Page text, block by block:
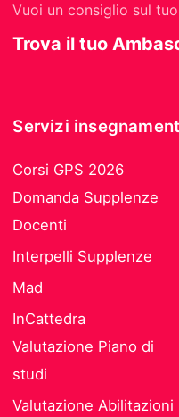
Vuoi un consiglio sul
Trova il tuo
Servizi
Corsi GPS 2026
Domanda Supplenze
Docenti
Interpelli Supplenze
Mad
InCattedra
Valutazione Piano di
studi
Valutazione Abilitazioni